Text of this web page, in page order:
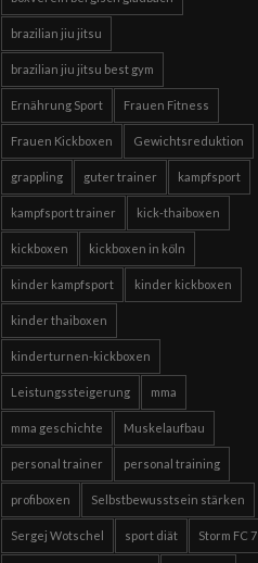
brazilian jiu jitsu
brazilian jiu jitsu best gym
Ernährung Sport Frauen Fitness
Frauen Kickboxen Gewichtsreduktion
grappling guter trainer kampfsport
kampfsport trainer kick-thaiboxen
kickboxen kickboxen in köln
kinder kampfsport kinder kickboxen
kinder thaiboxen
kinderturnen-kickboxen
Leistungssteigerung mma
mma geschichte Muskelaufbau
personal trainer personal training
profiboxen Selbstbewusstsein stärken
Sergej Wotschel sport diät Storm FC 7